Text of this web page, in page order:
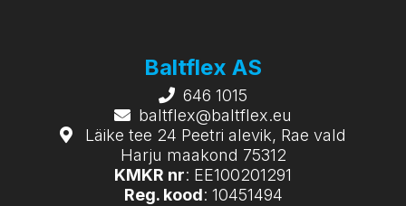
Baltflex AS
646 1015
baltflex@baltflex.eu
Läike tee 24 Peetri alevik, Rae vald
Harju maakond 75312
KMKR nr: EE100201291
Reg. kood: 10451494